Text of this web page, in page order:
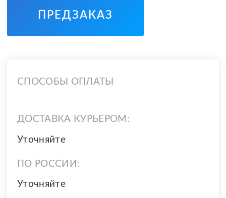
ПРЕДЗАКАЗ
СПОСОБЫ ОПЛАТЫ
ДОСТАВКА КУРЬЕРОМ:
Уточняйте
ПО РОССИИ:
Уточняйте